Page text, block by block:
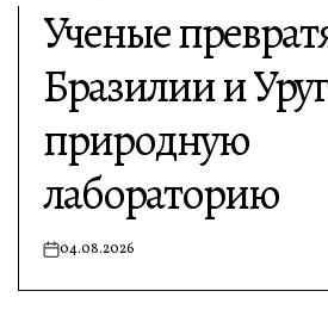
Ученые
Бразилии и
природную
лабораторию
04.08.2026